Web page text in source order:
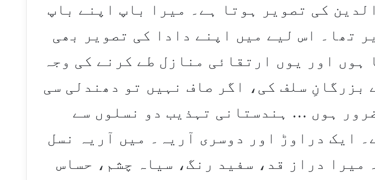
کی تصویر ہوتا ہے۔ میرا باپ اپنے باپ
تھا۔ اس لیے میں اپنے دادا کی تصویر بھی
ہوں اور یوں ارتقائی منازل طے کرنے کی وجہ
بزرگانِ سلف کی، اگر صاف نہیں تو دھندلی سی
ہوں … ہندستانی تہذیب دو نسلوں سے
ایک دراوڑ اور دوسری آریہ۔ میں آریہ نسل
میرا دراز قد، سفید رنگ، سیاہ چشم، حساس